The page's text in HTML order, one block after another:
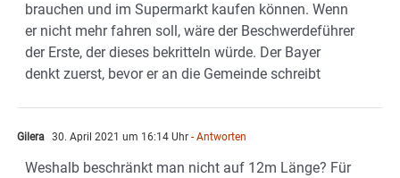
brauchen und im Supermarkt kaufen können. Wenn
er nicht mehr fahren soll, wäre der Beschwerdeführer
der Erste, der dieses bekritteln würde. Der Bayer
denkt zuerst, bevor er an die Gemeinde schreibt
Gilera 30. April 2021 um 16:14 Uhr - Antworten
Weshalb beschränkt man nicht auf 12m Länge? Für